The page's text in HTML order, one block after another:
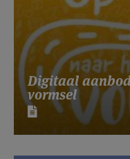
Digitaal
vormsel